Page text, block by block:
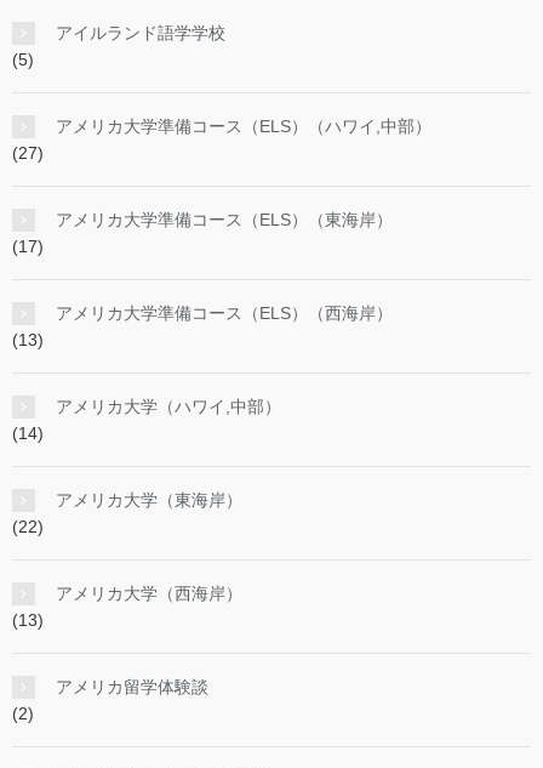
アイルランド語学学校
(5)
アメリカ大学準備コース（ELS）（ハワイ,中部）
(27)
アメリカ大学準備コース（ELS）（東海岸）
(17)
アメリカ大学準備コース（ELS）（西海岸）
(13)
アメリカ大学（ハワイ,中部）
(14)
アメリカ大学（東海岸）
(22)
アメリカ大学（西海岸）
(13)
アメリカ留学体験談
(2)